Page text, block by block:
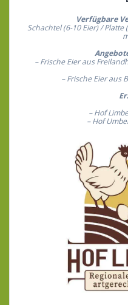
Verfügbare
Schachtel(6-10 Eier)/ Platte
– Frische Eier aus
– Frische Eier aus
– Hof
– Hof